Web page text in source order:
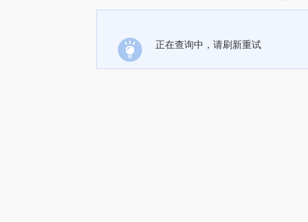
正在查询中，请刷新重试